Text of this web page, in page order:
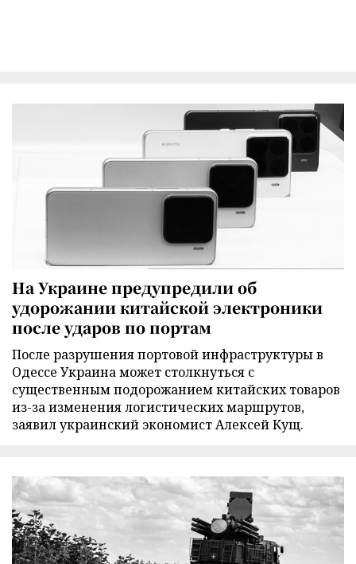
На Украине предупредили об
удорожании китайской электроники
после ударов по портам
После разрушения портовой инфраструктуры в
Одессе Украина может столкнуться с
существенным подорожанием китайских товаров
из-за изменения логистических маршрутов,
заявил украинский экономист Алексей Кущ.